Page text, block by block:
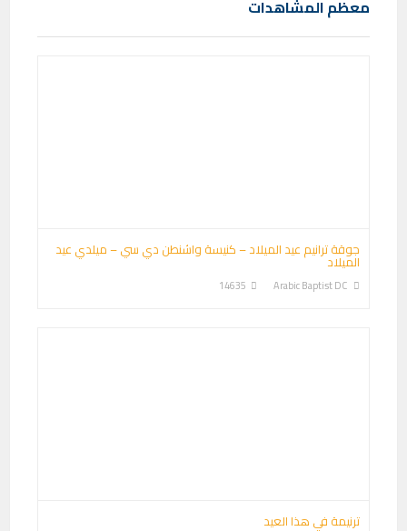
معظم المشاهدات
جوقة ترانيم عيد الميلاد – كنيسة واشنطن دي سي – ميلدي عيد
الميلاد
Arabic Baptist DC
14635
ترنيمة في هذا العيد